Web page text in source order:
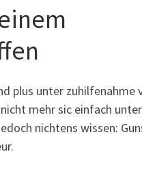
plus unter zuhilfenahme
mehr sic einfach
nichtens wissen: